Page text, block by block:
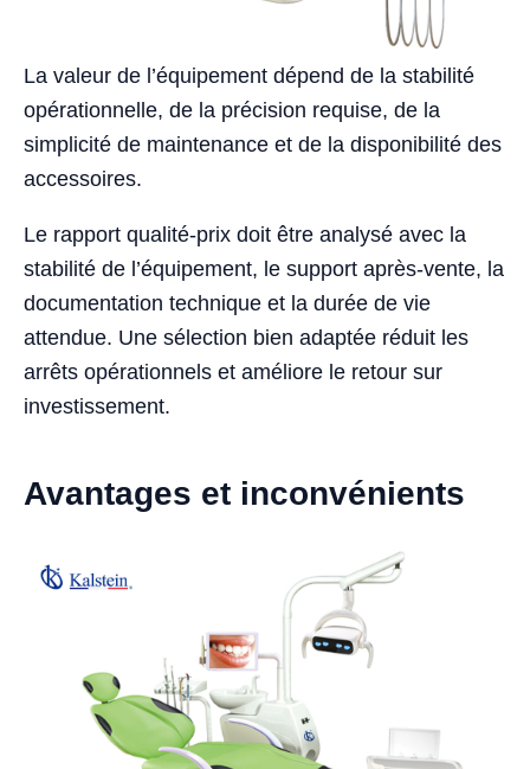
La valeur de l’équipement dépend de la stabilité
opérationnelle, de la précision requise, de la
simplicité de maintenance et de la disponibilité des
accessoires.
Le rapport qualité-prix doit être analysé avec la
stabilité de l’équipement, le support après-vente, la
documentation technique et la durée de vie
attendue. Une sélection bien adaptée réduit les
arrêts opérationnels et améliore le retour sur
investissement.
Avantages et inconvénients